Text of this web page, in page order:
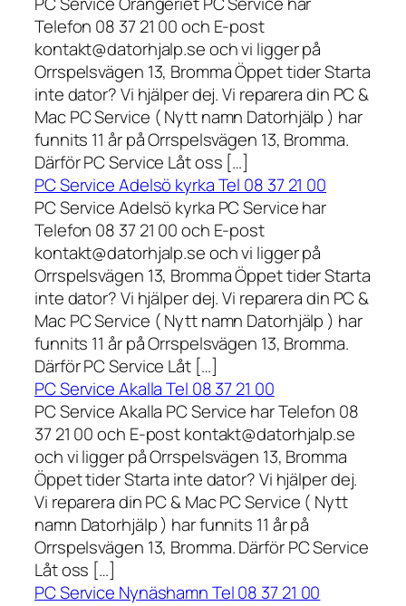
Telefon 08 37 21 00 och E-post
kontakt@datorhjalp.se och vi ligger på
Orrspelsvägen 13, Bromma Öppet tider Starta
inte dator? Vi hjälper dej. Vi reparera din PC &
Mac PC Service ( Nytt namn Datorhjälp ) har
funnits 11 år på Orrspelsvägen 13, Bromma.
Därför PC Service Låt oss […]
PC Service Adelsö kyrka Tel 08 37 21 00
PC Service Adelsö kyrka PC Service har
Telefon 08 37 21 00 och E-post
kontakt@datorhjalp.se och vi ligger på
Orrspelsvägen 13, Bromma Öppet tider Starta
inte dator? Vi hjälper dej. Vi reparera din PC &
Mac PC Service ( Nytt namn Datorhjälp ) har
funnits 11 år på Orrspelsvägen 13, Bromma.
Därför PC Service Låt […]
PC Service Akalla Tel 08 37 21 00
PC Service Akalla PC Service har Telefon 08
37 21 00 och E-post kontakt@datorhjalp.se
och vi ligger på Orrspelsvägen 13, Bromma
Öppet tider Starta inte dator? Vi hjälper dej.
Vi reparera din PC & Mac PC Service ( Nytt
namn Datorhjälp ) har funnits 11 år på
Orrspelsvägen 13, Bromma. Därför PC Service
Låt oss […]
PC Service Nynäshamn Tel 08 37 21 00